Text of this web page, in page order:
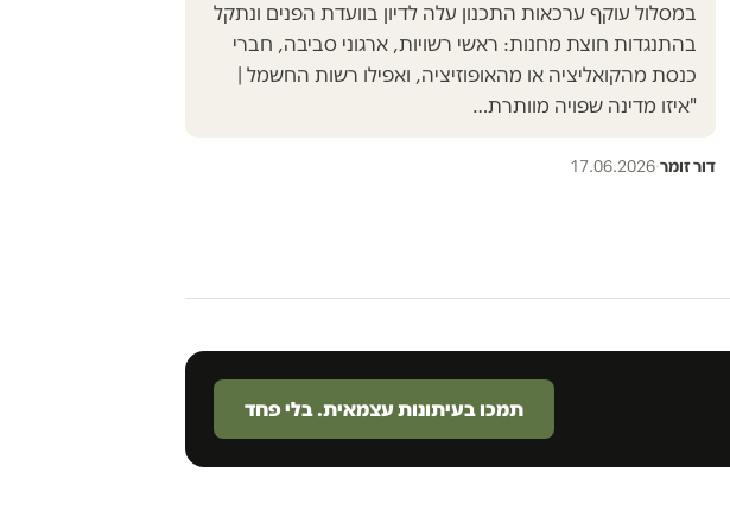
במסלול עוקף ערכאות התכנון עלה לדיון בוועדת הפנים ונתקל
בהתנגדות חוצת מחנות: ראשי רשויות, ארגוני סביבה, חברי
כנסת מהקואליציה או מהאופוזיציה, ואפילו רשות החשמל |
"איזו מדינה שפויה מוותרת…
דור זומר·
17.06.2026
תמכו בעיתונות עצמאית. בלי פחד